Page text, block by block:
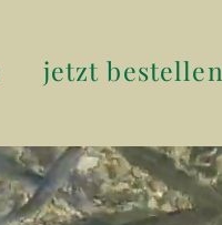
jetzt bestellen